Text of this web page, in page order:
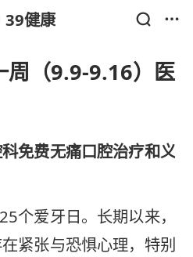
39健康
周（9.9-9.16）医
免费无痛口腔治疗和义
个爱牙日。长期以来，
紧张与恐惧心理，特别